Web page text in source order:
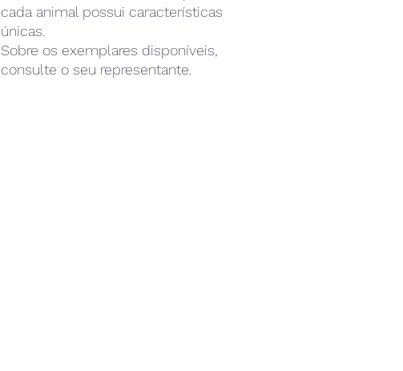
cada animal possui características
únicas.
Sobre os exemplares disponíveis,
consulte o seu representante.